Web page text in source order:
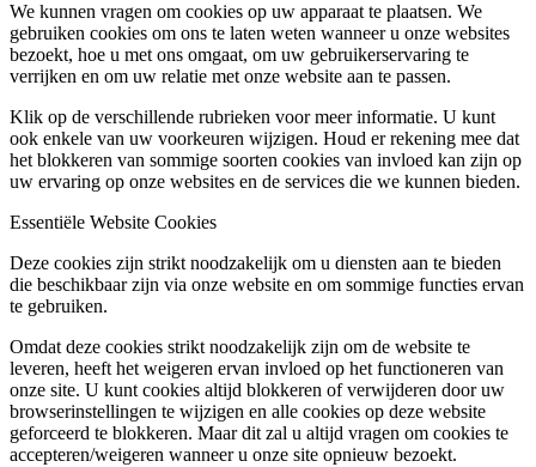
We kunnen vragen om cookies op uw apparaat te plaatsen. We
gebruiken cookies om ons te laten weten wanneer u onze websites
bezoekt, hoe u met ons omgaat, om uw gebruikerservaring te
verrijken en om uw relatie met onze website aan te passen.
Klik op de verschillende rubrieken voor meer informatie. U kunt
ook enkele van uw voorkeuren wijzigen. Houd er rekening mee dat
het blokkeren van sommige soorten cookies van invloed kan zijn op
uw ervaring op onze websites en de services die we kunnen bieden.
Essentiële Website Cookies
Deze cookies zijn strikt noodzakelijk om u diensten aan te bieden
die beschikbaar zijn via onze website en om sommige functies ervan
te gebruiken.
Omdat deze cookies strikt noodzakelijk zijn om de website te
leveren, heeft het weigeren ervan invloed op het functioneren van
onze site. U kunt cookies altijd blokkeren of verwijderen door uw
browserinstellingen te wijzigen en alle cookies op deze website
geforceerd te blokkeren. Maar dit zal u altijd vragen om cookies te
accepteren/weigeren wanneer u onze site opnieuw bezoekt.